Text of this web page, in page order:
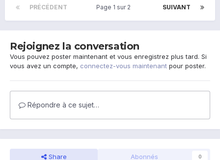
PRÉCÉDENT SUIVANT
Page 1 sur 2
Rejoignez la conversation
Vous pouvez poster maintenant et vous enregistrez plus tard. Si
vous avez un compte, connectez-vous maintenant pour poster.
Répondre à ce sujet…
Share Abonnés 0